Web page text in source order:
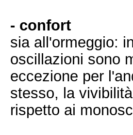
- confort
sia all'ormeggio:
oscillazioni sono
eccezione per
stesso, la
rispetto ai